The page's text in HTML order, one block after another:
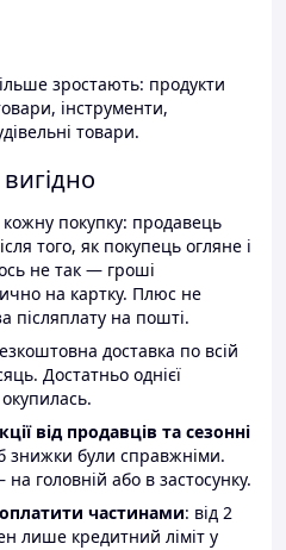
зростають: продукти
інструменти,
товари.
покупку: продавець
того, як покупець огляне і
не так — гроші
на картку. Плюс не
післяплату на пошті.
доставка по всій
Достатньо однієї
від продавців та сезонні
були справжніми.
головній або в застосунку.
оплатити частинами: від 2
лише кредитний ліміт у